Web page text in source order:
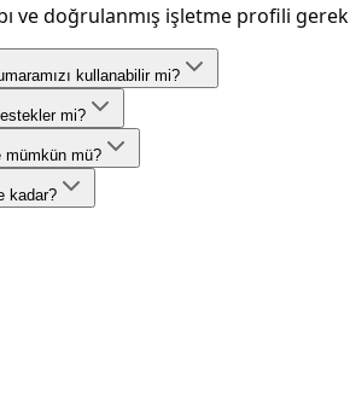
ve doğrulanmış işletme profili
kullanabilir mi?
Business API'ye migrate
mi?
tasarlanabilir.
mümkün mü?
veya müşteri talebi ile
kadar?